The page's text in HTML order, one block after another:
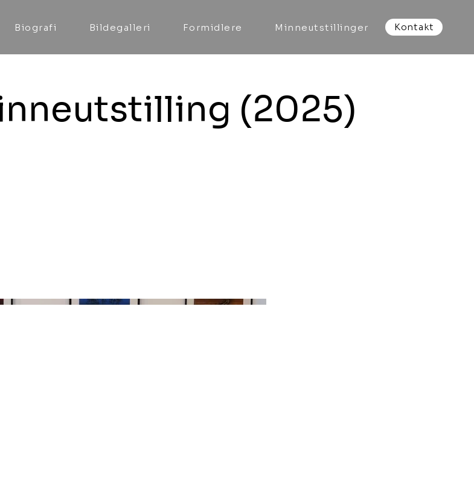
Biografi Bildegalleri Formidlere Minneutstillinger Kontakt
(2025)